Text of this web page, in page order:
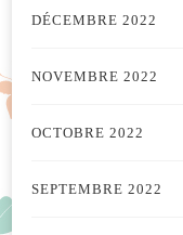
DÉCEMBRE 2022
NOVEMBRE 2022
OCTOBRE 2022
SEPTEMBRE 2022